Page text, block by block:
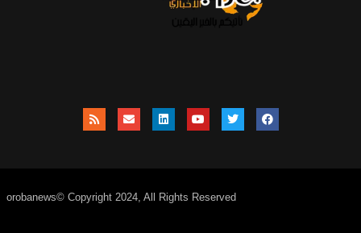
orobanews© Copyright 2024, All Rights Reserved